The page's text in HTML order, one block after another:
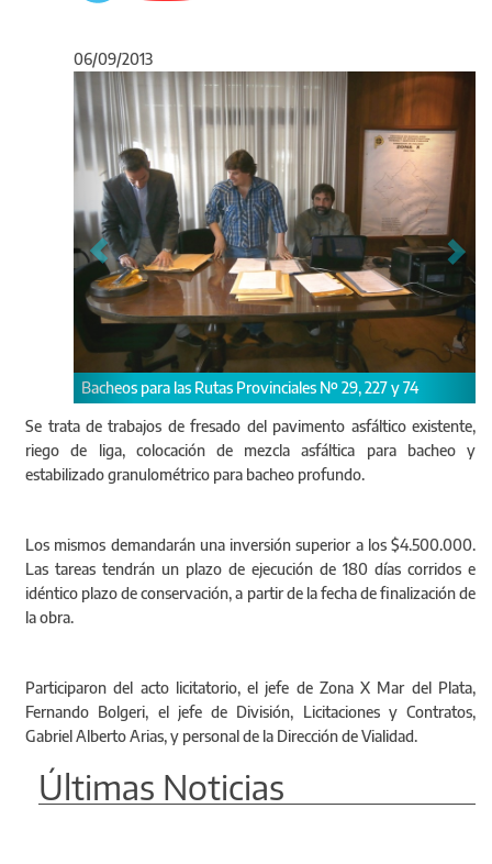
06/09/2013
Bacheos para las Rutas Provinciales Nº 29, 227 y 74
Anterior
Se trata de trabajos de fresado del pavimento asfáltico existente,
riego de liga, colocación de mezcla asfáltica para bacheo y
estabilizado granulométrico para bacheo profundo.
Los mismos demandarán una inversión superior a los $4.500.000.
Las tareas tendrán un plazo de ejecución de 180 días corridos e
idéntico plazo de conservación, a partir de la fecha de finalización de
la obra.
Participaron del acto licitatorio, el jefe de Zona X Mar del Plata,
Fernando Bolgeri, el jefe de División, Licitaciones y Contratos,
Gabriel Alberto Arias, y personal de la Dirección de Vialidad.
Últimas Noticias